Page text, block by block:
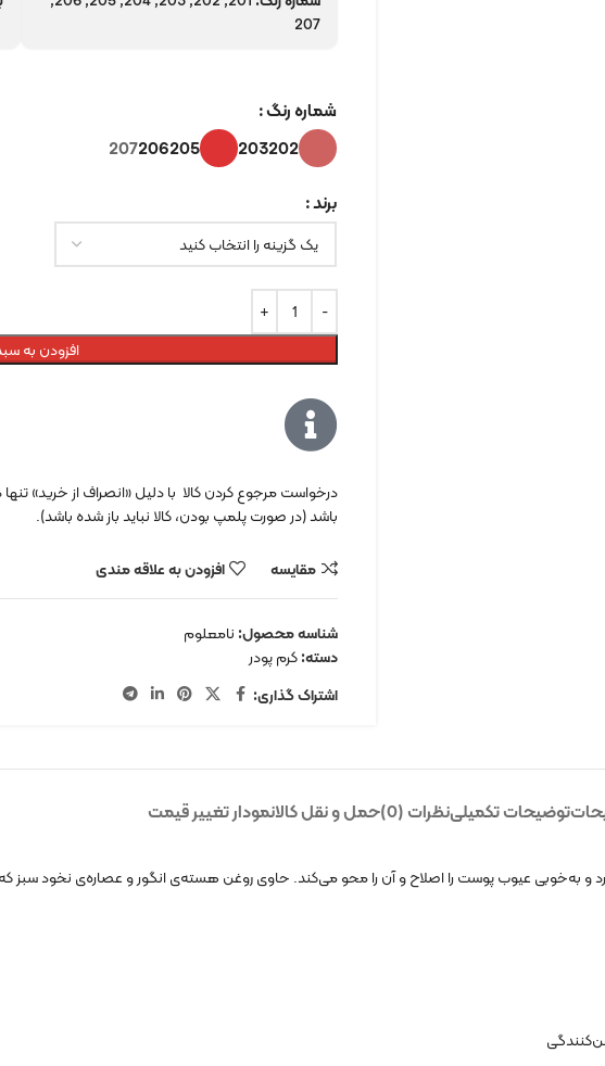
207
شماره رنگ
202
203
205
206
207
برند
افزودن به
درخواست مرجوع کردن کالا با دلیل «انصراف از خرید» تنها
باشد (در صورت پلمپ بودن، کالا نباید باز شده باشد).
مقایسه افزودن به علاقه مندی
شناسه محصول: نامعلوم
دسته:کرم پودر
اشتراک گذاری:
توضیحات تکمیلینظرات (0) حمل و نقل کالانمودار تغییر قیمت
به‌خوبی عیوب پوست را اصلاح و آن‌ را محو می‌کند. حاوی روغن هسته‌ی انگور و عصاره‌ی نخود